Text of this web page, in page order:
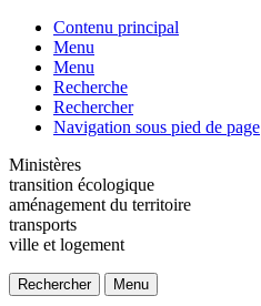
Contenu principal
Menu
Menu
Recherche
Rechercher
Navigation sous pied de page
Ministères
transition écologique
aménagement du territoire
transports
ville et logement
Rechercher Menu